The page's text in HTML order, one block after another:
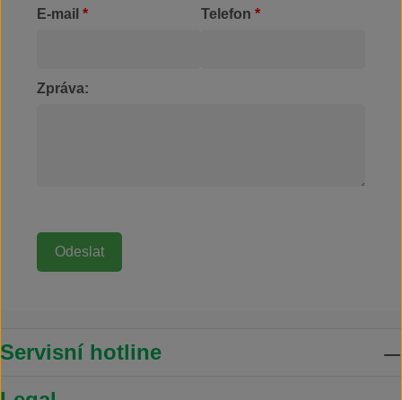
E-mail * Telefon *
Zpráva:
Servisní hotline